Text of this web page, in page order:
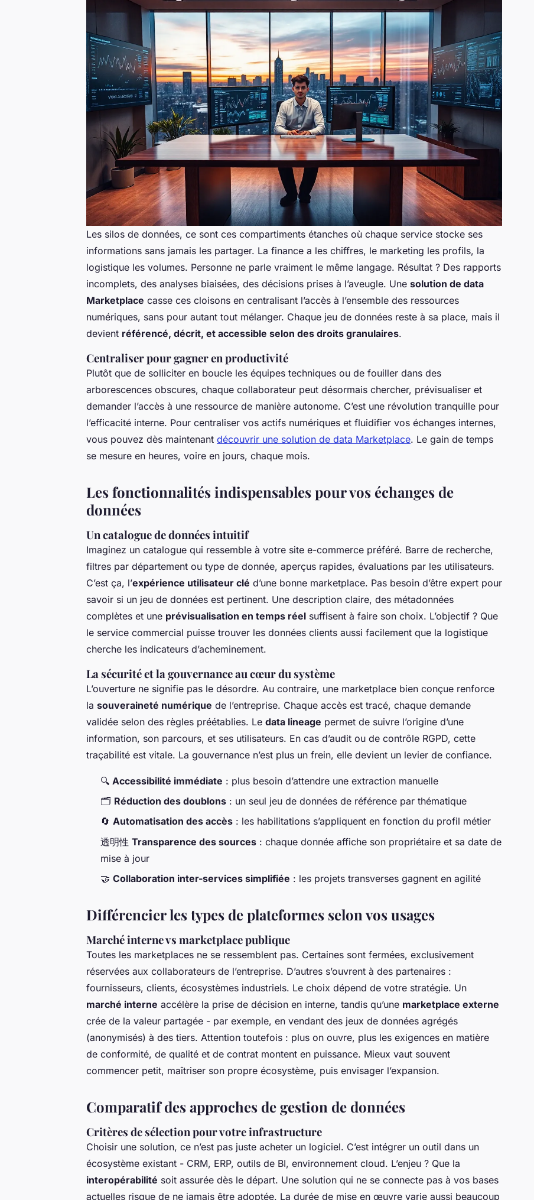
Les silos de données, ce sont ces compartiments étanches où chaque service stocke ses
informations sans jamais les partager. La finance a les chiffres, le marketing les profils, la
logistique les volumes. Personne ne parle vraiment le même langage. Résultat ? Des rapports
incomplets, des analyses biaisées, des décisions prises à l’aveugle. Une solution de data
Marketplace casse ces cloisons en centralisant l’accès à l’ensemble des ressources
numériques, sans pour autant tout mélanger. Chaque jeu de données reste à sa place, mais il
devient référencé, décrit, et accessible selon des droits granulaires.
Centraliser pour gagner en productivité
Plutôt que de solliciter en boucle les équipes techniques ou de fouiller dans des
arborescences obscures, chaque collaborateur peut désormais chercher, prévisualiser et
demander l’accès à une ressource de manière autonome. C’est une révolution tranquille pour
l’efficacité interne. Pour centraliser vos actifs numériques et fluidifier vos échanges internes,
vous pouvez dès maintenant découvrir une solution de data Marketplace. Le gain de temps
se mesure en heures, voire en jours, chaque mois.
Les fonctionnalités indispensables pour vos échanges de
données
Un catalogue de données intuitif
Imaginez un catalogue qui ressemble à votre site e-commerce préféré. Barre de recherche,
filtres par département ou type de donnée, aperçus rapides, évaluations par les utilisateurs.
C’est ça, l’expérience utilisateur clé d’une bonne marketplace. Pas besoin d’être expert pour
savoir si un jeu de données est pertinent. Une description claire, des métadonnées
complètes et une prévisualisation en temps réel suffisent à faire son choix. L’objectif ? Que
le service commercial puisse trouver les données clients aussi facilement que la logistique
cherche les indicateurs d’acheminement.
La sécurité et la gouvernance au cœur du système
L’ouverture ne signifie pas le désordre. Au contraire, une marketplace bien conçue renforce
la souveraineté numérique de l’entreprise. Chaque accès est tracé, chaque demande
validée selon des règles préétablies. Le data lineage permet de suivre l’origine d’une
information, son parcours, et ses utilisateurs. En cas d’audit ou de contrôle RGPD, cette
traçabilité est vitale. La gouvernance n’est plus un frein, elle devient un levier de confiance.
🔍 Accessibilité immédiate : plus besoin d’attendre une extraction manuelle
🗂️ Réduction des doublons : un seul jeu de données de référence par thématique
🔄 Automatisation des accès : les habilitations s’appliquent en fonction du profil métier
透明性 Transparence des sources : chaque donnée affiche son propriétaire et sa date de
mise à jour
🤝 Collaboration inter-services simplifiée : les projets transverses gagnent en agilité
Différencier les types de plateformes selon vos usages
Marché interne vs marketplace publique
Toutes les marketplaces ne se ressemblent pas. Certaines sont fermées, exclusivement
réservées aux collaborateurs de l’entreprise. D’autres s’ouvrent à des partenaires :
fournisseurs, clients, écosystèmes industriels. Le choix dépend de votre stratégie. Un
marché interne accélère la prise de décision en interne, tandis qu’une marketplace externe
crée de la valeur partagée - par exemple, en vendant des jeux de données agrégés
(anonymisés) à des tiers. Attention toutefois : plus on ouvre, plus les exigences en matière
de conformité, de qualité et de contrat montent en puissance. Mieux vaut souvent
commencer petit, maîtriser son propre écosystème, puis envisager l’expansion.
Comparatif des approches de gestion de données
Critères de sélection pour votre infrastructure
Choisir une solution, ce n’est pas juste acheter un logiciel. C’est intégrer un outil dans un
écosystème existant - CRM, ERP, outils de BI, environnement cloud. L’enjeu ? Que la
interopérabilité soit assurée dès le départ. Une solution qui ne se connecte pas à vos bases
actuelles risque de ne jamais être adoptée. La durée de mise en œuvre varie aussi beaucoup